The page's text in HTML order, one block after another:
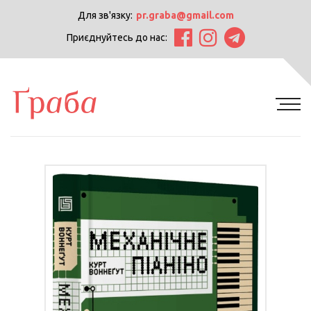
Для зв'язку: pr.graba@gmail.com
Приєднуйтесь до нас: